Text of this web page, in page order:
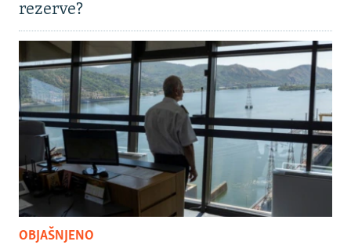
rezerve?
OBJAŠNJENO